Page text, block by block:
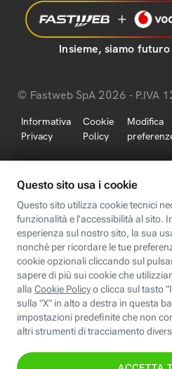
Insieme, siamo futuro
© Fastweb SpA 2026 - P.IVA
Informativa
Privacy
Cookie
Policy
Modifica